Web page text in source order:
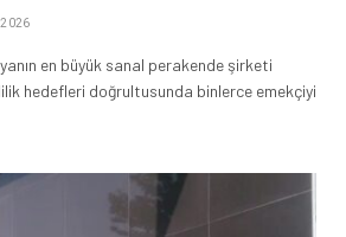
en büyük sanal perakende şirketi
hedefleri doğrultusunda binlerce emekçiyi